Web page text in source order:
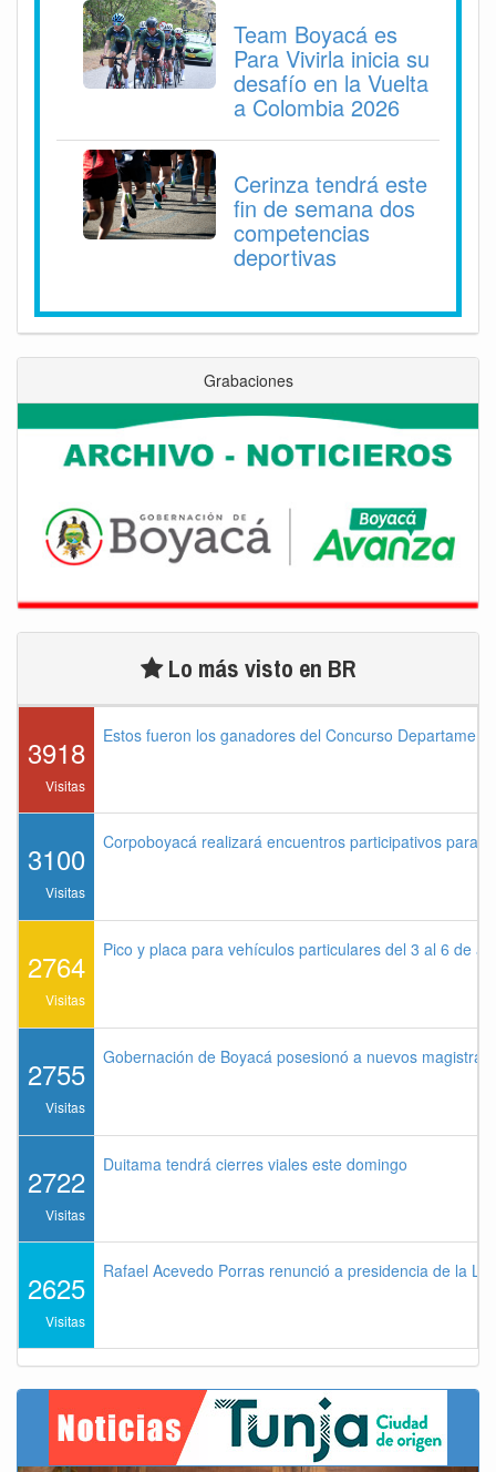
Team Boyacá es
Para Vivirla inicia su
desafío en la Vuelta
a Colombia 2026
Cerinza tendrá este
fin de semana dos
competencias
deportivas
Grabaciones
Lo más visto en BR
3918
Visitas
Estos fueron los ganadores del Concurso
3100
Visitas
Corpoboyacá realizará encuentros participativos para
2764
Visitas
Pico y placa para vehículos particulares del 3 al 6 de
2755
Visitas
Gobernación de Boyacá posesionó a nuevos
2722
Visitas
Duitama tendrá cierres viales este domingo
2625
Visitas
Rafael Acevedo Porras renunció a presidencia de la